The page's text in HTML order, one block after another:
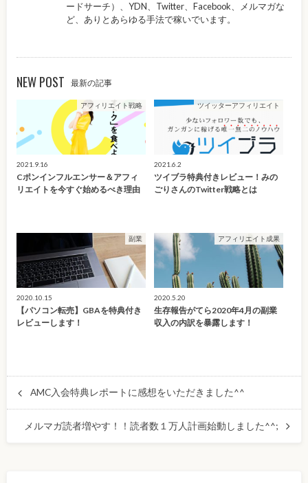
ードサーチ）、YDN、Twitter、Facebook、メルマガな
ど、ありとあらゆる手法で稼いでいます。
NEW POST 最新の記事
アフィリエイト戦略
2021.9.16
Cポンインフルエンサー＆アフィ
リエイトを今すぐ始めるべき理由
ツイッターアフィリエイト
2021.6.2
ツイブラ特典付きレビュー！みの
ごりさんのTwitter戦略とは
副業
2020.10.15
【パソコン転売】GBAを特典付き
レビューします！
アフィリエイト成果
2020.5.20
生存報告がてら2020年4月の副業
収入の内訳を暴露します！
AMC入会特典レポートに感想をいただきました^^
メルマガ読者増やす！！読者数１万人計画始動しました^^;